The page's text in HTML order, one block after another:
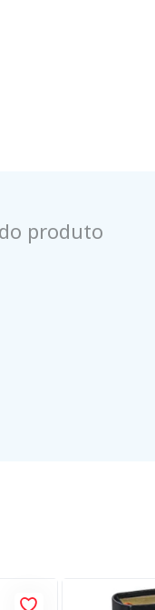
produto